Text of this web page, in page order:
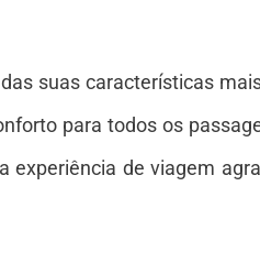
suas características
para todos os
de viagem